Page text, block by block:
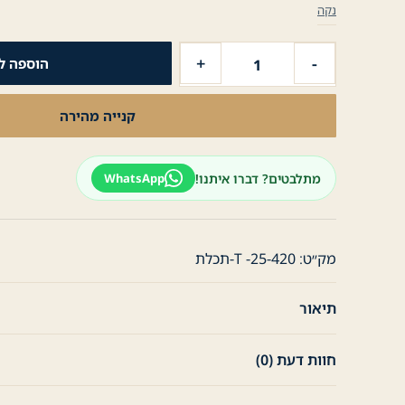
נקה
-
חולצת
לגבר
תבליט
JP
-
תכלת
+ הוספה
קנייה מהירה
מתלבטים? דברו איתנו! WhatsApp
מק״ט:T -25-420-תכלת
תיאור
חוות דעת (0)